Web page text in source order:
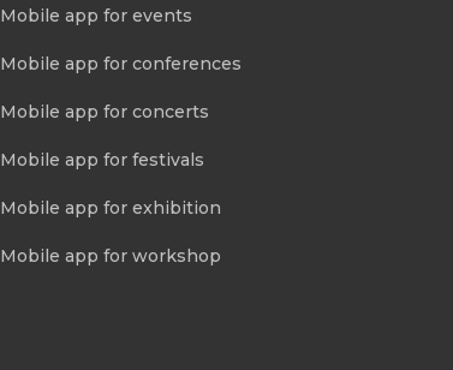
Mobile app for events
Mobile app for conferences
Mobile app for concerts
Mobile app for festivals
Mobile app for exhibition
Mobile app for workshop